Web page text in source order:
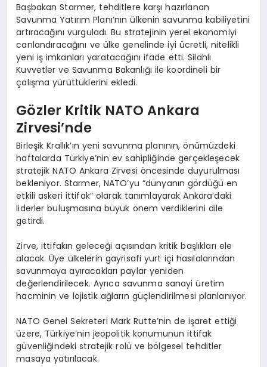
Başbakan Starmer, tehditlere karşı hazırlanan
Savunma Yatırım Planı’nın ülkenin savunma kabiliyetini
artıracağını vurguladı. Bu stratejinin yerel ekonomiyi
canlandıracağını ve ülke genelinde iyi ücretli, nitelikli
yeni iş imkanları yaratacağını ifade etti. Silahlı
Kuvvetler ve Savunma Bakanlığı ile koordineli bir
çalışma yürüttüklerini ekledi.
Gözler Kritik NATO Ankara
Zirvesi’nde
Birleşik Krallık’ın yeni savunma planının, önümüzdeki
haftalarda Türkiye’nin ev sahipliğinde gerçekleşecek
stratejik NATO Ankara Zirvesi öncesinde duyurulması
bekleniyor. Starmer, NATO’yu “dünyanın gördüğü en
etkili askeri ittifak” olarak tanımlayarak Ankara’daki
liderler buluşmasına büyük önem verdiklerini dile
getirdi.
Zirve, ittifakın geleceği açısından kritik başlıkları ele
alacak. Üye ülkelerin gayrisafi yurt içi hasılalarından
savunmaya ayıracakları paylar yeniden
değerlendirilecek. Ayrıca savunma sanayi üretim
hacminin ve lojistik ağların güçlendirilmesi planlanıyor.
NATO Genel Sekreteri Mark Rutte’nin de işaret ettiği
üzere, Türkiye’nin jeopolitik konumunun ittifak
güvenliğindeki stratejik rolü ve bölgesel tehditler
masaya yatırılacak.